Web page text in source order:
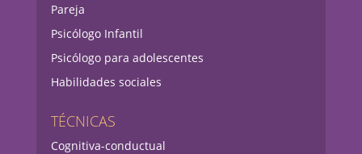
Pareja
Psicólogo Infantil
Psicólogo para adolescentes
Habilidades sociales
TÉCNICAS
Cognitiva-conductual